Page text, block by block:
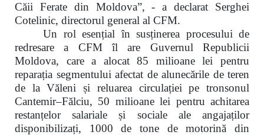
Căii Ferate din Moldova”,-a declarat Serghei
Cotelinic, directorul general al CFM.
Un rol esențial în susținerea procesului de
redresare a CFM îl are Guvernul Republicii
Moldova, care a alocat 85 milioane lei pentru
reparația segmentului afectat de alunecările de teren
de la Văleni și reluarea circulației pe tronsonul
Cantemir–Fălciu, 50 milioane lei pentru achitarea
restanțelor salariale și sociale ale angajaților
disponibilizați, 1000 de tone de motorină din